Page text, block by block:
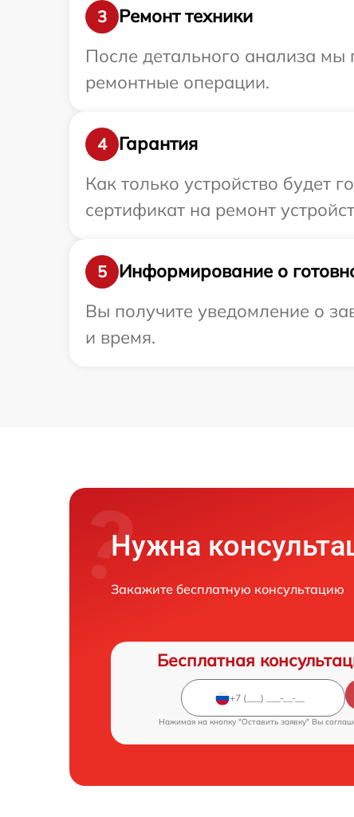
3
Ремонт техники
После детального анализа мы
ремонтные операции.
4
Гарантия
Как только устройство будет
сертификат на ремонт
5
Информирование о
Вы получите уведомление о
и время.
Нужна
Закажите бесплатную консультацию
Бесплатная
Нажимая на кнопку "Оставить заявку" Вы